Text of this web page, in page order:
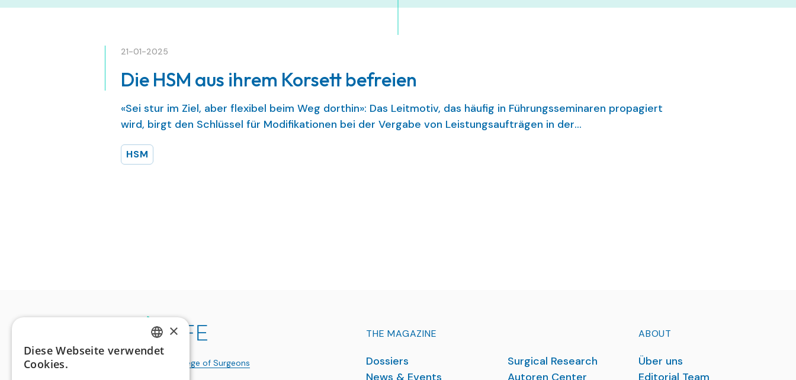
21-01-2025
Die HSM aus ihrem Korsett befreien
«Sei stur im Ziel, aber flexibel beim Weg dorthin»: Das Leitmotiv, das häufig in Führungsseminaren propagiert
wird, birgt den Schlüssel für Modifikationen bei der Vergabe von Leistungsaufträgen in der
HSM
Swiss College of Surgeons
THE MAGAZINE
Dossiers
News & Events
Surgical Research
Autoren Center
ABOUT
Über uns
Editorial Team
GERMAN
×
Diese Webseite verwendet
Cookies.